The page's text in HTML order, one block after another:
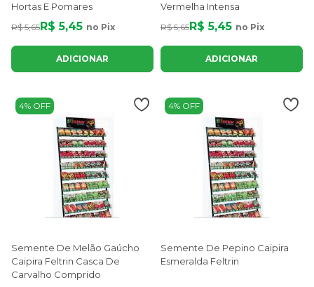
Hortas E Pomares
R$ 5,65R$ 5,45 no Pix
ADICIONAR
Vermelha Intensa
R$ 5,65R$ 5,45 no Pix
ADICIONAR
4% OFF
Semente De Melão Gaúcho
Caipira Feltrin Casca De
Carvalho Comprido
4% OFF
Semente De Pepino Caipira
Esmeralda Feltrin